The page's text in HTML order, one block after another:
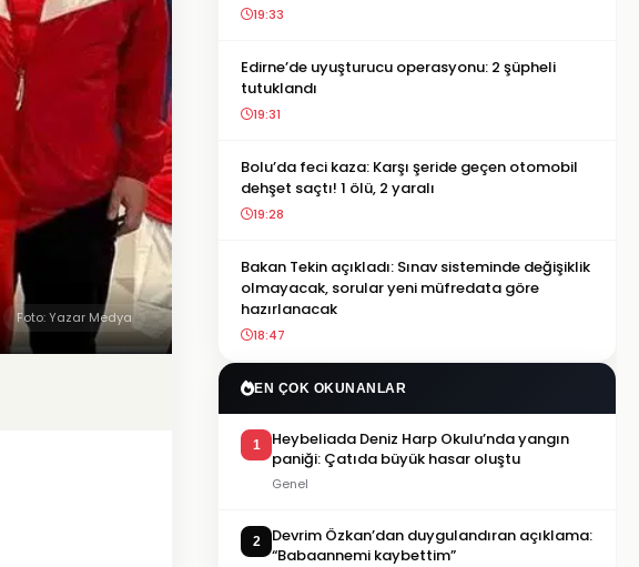
Foto: Yazar Medya
19:33
Edirne’de uyuşturucu operasyonu: 2 şüpheli
tutuklandı
19:31
Bolu’da feci kaza: Karşı şeride geçen otomobil
dehşet saçtı! 1 ölü, 2 yaralı
19:28
Bakan Tekin açıkladı: Sınav sisteminde değişiklik
olmayacak, sorular yeni müfredata göre
hazırlanacak
18:47
EN ÇOK OKUNANLAR
1
Heybeliada Deniz Harp Okulu’nda yangın
paniği: Çatıda büyük hasar oluştu
Genel
2
Devrim Özkan’dan duygulandıran açıklama:
“Babaannemi kaybettim”